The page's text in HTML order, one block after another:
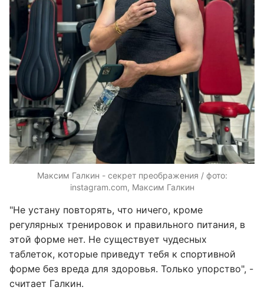
Максим Галкин - секрет преображения / фото:
instagram.com, Максим Галкин
"Не устану повторять, что ничего, кроме
регулярных тренировок и правильного питания, в
этой форме нет. Не существует чудесных
таблеток, которые приведут тебя к спортивной
форме без вреда для здоровья. Только упорство", -
считает Галкин.